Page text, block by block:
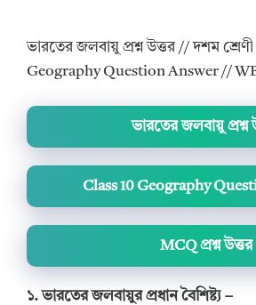
ভারতের জলবায়ু প্রশ্ন উত্তর // দশম
Geography Question Answer //
ভারতের জলবায়ু প্রশ্ন
Class 10 Geography
MCQ প্রশ্ন উত্তর
১. ভারতের জলবায়ুর প্রধান বৈশিষ্ট্য –